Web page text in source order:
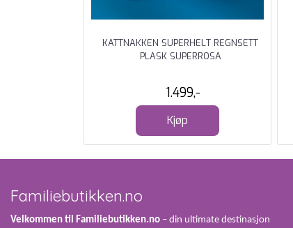
KATTNAKKEN SUPERHELT REGNSETT
PLASK SUPERROSA
1.499,-
Kjøp
Familiebutikken.no
Velkommen til Familiebutikken.no – din ultimate destinasjon